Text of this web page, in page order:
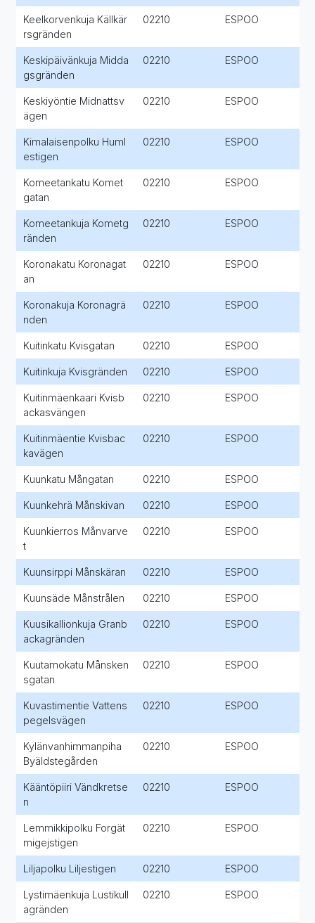
Keelkorvenkuja Källkär
rsgränden
02210 ESPOO
Keskipäivänkuja Midda
gsgränden
02210 ESPOO
Keskiyöntie Midnattsv
ägen
02210 ESPOO
Kimalaisenpolku Huml
estigen
02210 ESPOO
Komeetankatu Komet
gatan
02210 ESPOO
Komeetankuja Kometg
ränden
02210 ESPOO
Koronakatu Koronagat
an
02210 ESPOO
Koronakuja Koronagrä
nden
02210 ESPOO
Kuitinkatu Kvisgatan 02210 ESPOO
Kuitinkuja Kvisgränden 02210 ESPOO
Kuitinmäenkaari Kvisb
ackasvängen
02210 ESPOO
Kuitinmäentie Kvisbac
kavägen
02210 ESPOO
Kuunkatu Mångatan 02210 ESPOO
Kuunkehrä Månskivan 02210 ESPOO
Kuunkierros Månvarve
t
02210 ESPOO
Kuunsirppi Månskäran 02210 ESPOO
Kuunsäde Månstrålen 02210 ESPOO
Kuusikallionkuja Granb
ackagränden
02210 ESPOO
Kuutamokatu Månsken
sgatan
02210 ESPOO
Kuvastimentie Vattens
pegelsvägen
02210 ESPOO
Kylänvanhimmanpiha
Byäldstegården
02210 ESPOO
Kääntöpiiri Vändkretse
n
02210 ESPOO
Lemmikkipolku Forgät
migejstigen
02210 ESPOO
Liljapolku Liljestigen 02210 ESPOO
Lystimäenkuja Lustikull
agränden
02210 ESPOO